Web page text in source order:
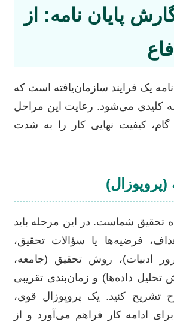
پایان نامه: از
یک فرایند سازمان‌یافته است که
کلیدی می‌شود. رعایت این مراحل
کیفیت نهایی کار را به شدت
تحقیق شماست. در این مرحله باید
فرضیه‌ها یا سؤالات تحقیق،
ادبیات)، روش تحقیق (جامعه،
تحلیل داده‌ها) و زمان‌بندی تقریبی
تشریح کنید. یک پروپوزال قوی،
ادامه کار فراهم می‌آورد و از